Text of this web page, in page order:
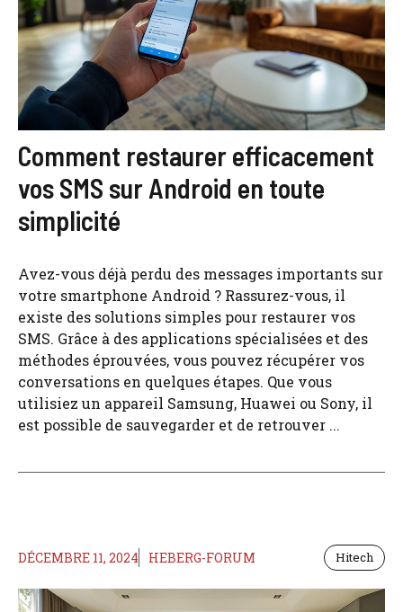
Comment restaurer efficacement
vos SMS sur Android en toute
simplicité
Avez-vous déjà perdu des messages importants sur
votre smartphone Android ? Rassurez-vous, il
existe des solutions simples pour restaurer vos
SMS. Grâce à des applications spécialisées et des
méthodes éprouvées, vous pouvez récupérer vos
conversations en quelques étapes. Que vous
utilisiez un appareil Samsung, Huawei ou Sony, il
est possible de sauvegarder et de retrouver ...
DÉCEMBRE 11, 2024 HEBERG-FORUM Hitech